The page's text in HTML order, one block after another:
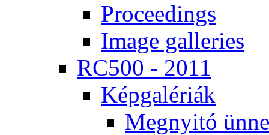
Pro­ce­e­dings
Image gal­le­ri­es
RC500 - 2011
Kép­ga­lé­ri­ák
Meg­nyi­tó